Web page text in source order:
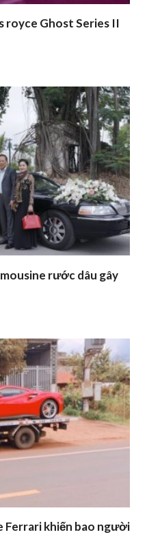
royce Ghost Series II
rước dâu gây
Ferrari khiến bao người